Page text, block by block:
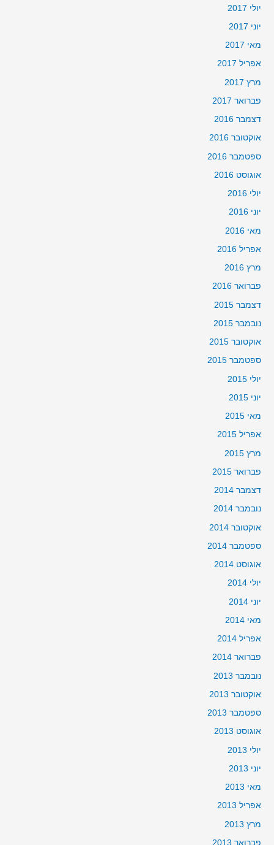
יולי 2017
יוני 2017
מאי 2017
אפריל 2017
מרץ 2017
פברואר 2017
דצמבר 2016
אוקטובר 2016
ספטמבר 2016
אוגוסט 2016
יולי 2016
יוני 2016
מאי 2016
אפריל 2016
מרץ 2016
פברואר 2016
דצמבר 2015
נובמבר 2015
אוקטובר 2015
ספטמבר 2015
יולי 2015
יוני 2015
מאי 2015
אפריל 2015
מרץ 2015
פברואר 2015
דצמבר 2014
נובמבר 2014
אוקטובר 2014
ספטמבר 2014
אוגוסט 2014
יולי 2014
יוני 2014
מאי 2014
אפריל 2014
פברואר 2014
נובמבר 2013
אוקטובר 2013
ספטמבר 2013
אוגוסט 2013
יולי 2013
יוני 2013
מאי 2013
אפריל 2013
מרץ 2013
פברואר 2013